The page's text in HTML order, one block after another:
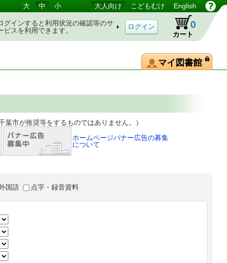
大 中 小 大人向け こどもむけ English
グインすると利用状況の確認等のサ
ビスを利用できます。
カート
0
マイ図書館
するものではありません。）
ホームページバナー広告の募集
について
国語 点字・録音資料